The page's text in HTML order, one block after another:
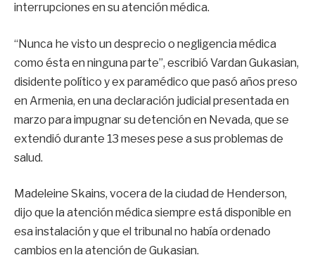
interrupciones en su atención médica.
“Nunca he visto un desprecio o negligencia médica
como ésta en ninguna parte”, escribió Vardan Gukasian,
disidente político y ex paramédico que pasó años preso
en Armenia, en una declaración judicial presentada en
marzo para impugnar su detención en Nevada, que se
extendió durante 13 meses pese a sus problemas de
salud.
Madeleine Skains, vocera de la ciudad de Henderson,
dijo que la atención médica siempre está disponible en
esa instalación y que el tribunal no había ordenado
cambios en la atención de Gukasian.